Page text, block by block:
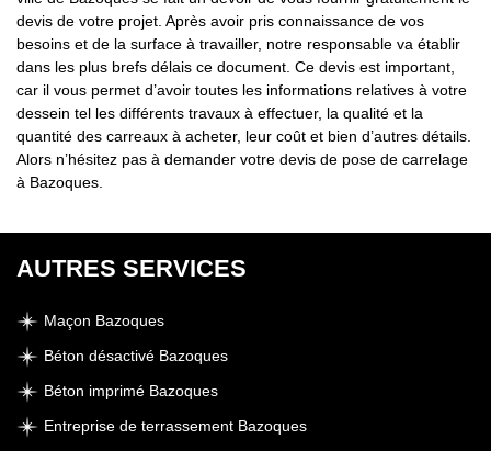
devis de votre projet. Après avoir pris connaissance de vos
besoins et de la surface à travailler, notre responsable va établir
dans les plus brefs délais ce document. Ce devis est important,
car il vous permet d’avoir toutes les informations relatives à votre
dessein tel les différents travaux à effectuer, la qualité et la
quantité des carreaux à acheter, leur coût et bien d’autres détails.
Alors n’hésitez pas à demander votre devis de pose de carrelage
à Bazoques.
AUTRES SERVICES
Maçon Bazoques
Béton désactivé Bazoques
Béton imprimé Bazoques
Entreprise de terrassement Bazoques